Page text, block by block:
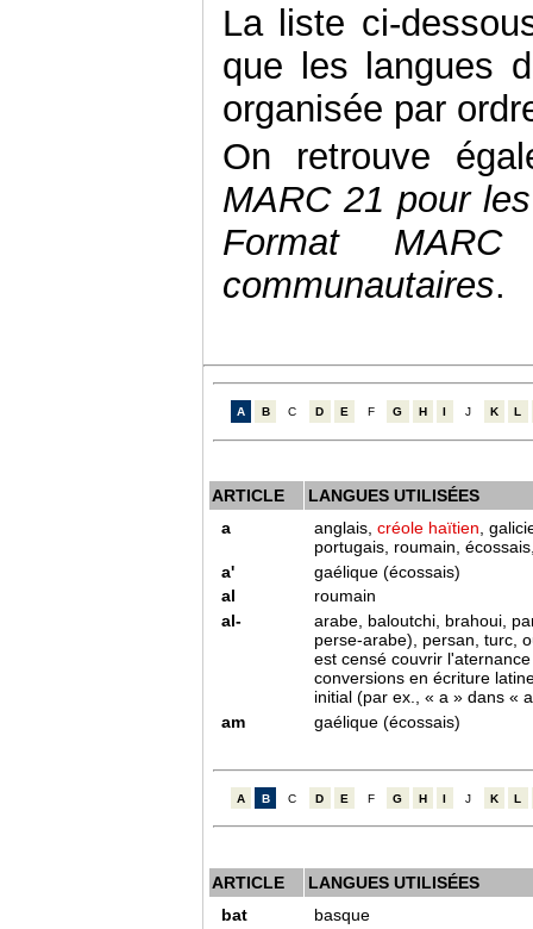
La liste ci-
que les langues
organisée par
On retrouve
MARC 21 pour
Format
communautaires.
A B C D E F G H I J K L
ARTICLE
LANGUES UTILISÉES
a
anglais,créole haïtien ,
portugais, roumain,
a'
gaélique (écossais)
al
roumain
al-
arabe, baloutchi, brahoui,
perse-arabe), persan, turc,
est censé couvrir
conversions en écriture
initial (par ex., « a » dans «
am
gaélique (écossais)
A B C D E F G H I J K L
ARTICLE
LANGUES UTILISÉES
bat
basque